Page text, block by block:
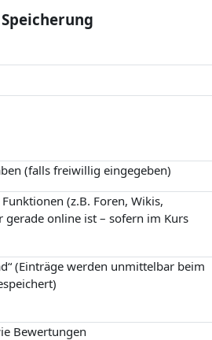
(falls freiwillig eingegeben)
(z.B. Foren, Wikis,
online ist – sofern im Kurs
(Einträge werden unmittelbar beim
Bewertungen